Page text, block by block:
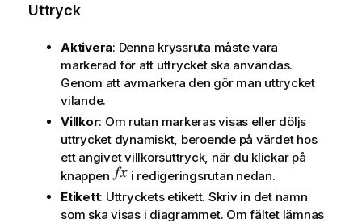
Uttryck
Aktivera: Denna kryssruta måste vara
markerad för att uttrycket ska användas.
Genom att avmarkera den gör man uttrycket
vilande.
Villkor: Om rutan markeras visas eller döljs
uttrycket dynamiskt, beroende på värdet hos
ett angivet villkorsuttryck, när du klickar på
knappen
i redigeringsrutan nedan.
Etikett: Uttryckets etikett. Skriv in det namn
som ska visas i diagrammet. Om fältet lämnas